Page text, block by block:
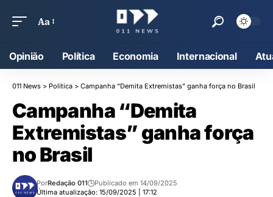
Aa
Opinião Política Economia Internacional
011 News > Política > Campanha “Demita Extremistas” ganha força no Brasil
Campanha “Demita
Extremistas” ganha força
no Brasil
Última atualização: 15/09/2025 | 17:12
PorRedação 011 Publicado em 14/09/2025